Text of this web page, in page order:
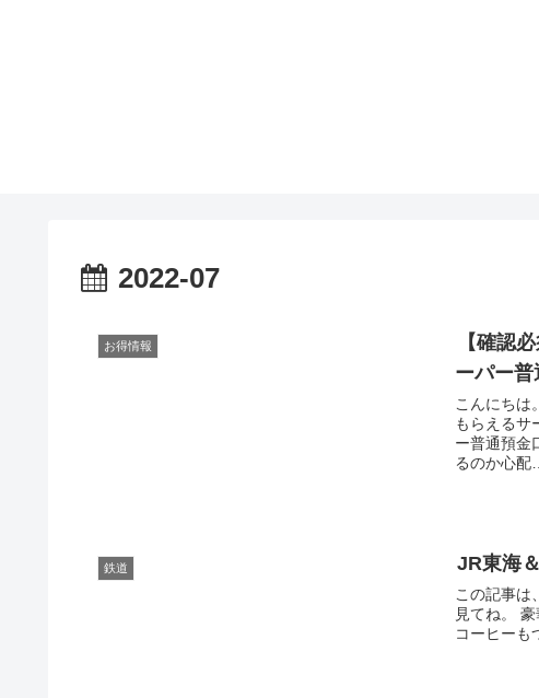
2022-07
お得情報
【確認
ーパー普
こんにちは
もらえるサ
ー普通預金
るのか心配
鉄道 JR東海
この記事は
見てね。
コーヒーも